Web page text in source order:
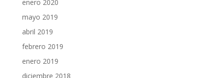
enero 2020
mayo 2019
abril 2019
febrero 2019
enero 2019
diciembre 2018